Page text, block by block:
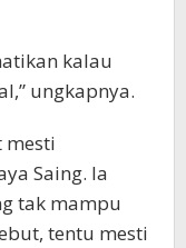
kalau
ungkapnya.
mesti
Saing. Ia
tak mampu
tentu mesti